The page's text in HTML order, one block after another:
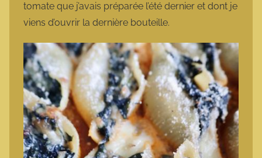
tomate que j’avais préparée l’été dernier et dont je
viens d’ouvrir la dernière bouteille.